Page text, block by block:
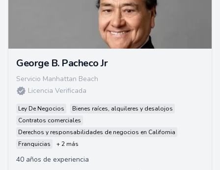
George B. Pacheco Jr
Servicio Manhattan Beach
Licencia Verificada
Ley De Negocios
Bienes raíces, alquileres y desalojos
Contratos comerciales
Derechos y responsabilidades de negocios en California
Franquicias
+ 2 más
40 años de experiencia